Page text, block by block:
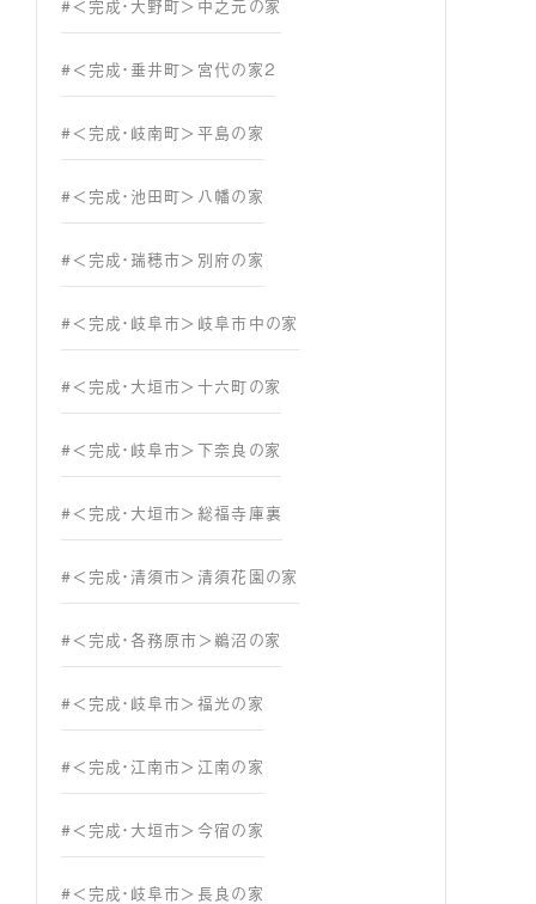
#＜完成・大野町＞中之元の家
#＜完成・垂井町＞宮代の家２
#＜完成・岐南町＞平島の家
#＜完成・池田町＞八幡の家
#＜完成・瑞穂市＞別府の家
#＜完成・岐阜市＞岐阜市中の家
#＜完成・大垣市＞十六町の家
#＜完成・岐阜市＞下奈良の家
#＜完成・大垣市＞総福寺庫裏
#＜完成・清須市＞清須花園の家
#＜完成・各務原市＞鵜沼の家
#＜完成・岐阜市＞福光の家
#＜完成・江南市＞江南の家
#＜完成・大垣市＞今宿の家
#＜完成・岐阜市＞長良の家